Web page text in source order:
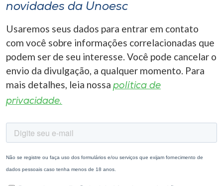
novidades da Unoesc
Usaremos seus dados para entrar em contato
com você sobre informações correlacionadas que
podem ser de seu interesse. Você pode cancelar o
envio da divulgação, a qualquer momento. Para
mais detalhes, leia nossa política de
privacidade.